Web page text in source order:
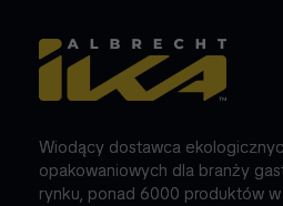
Wiodący dostawca
opakowaniowych dla branży
rynku, ponad 6000 produktów